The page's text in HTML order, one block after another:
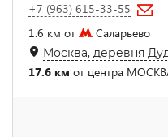
+7 (963) 615-33-55
1.6 км от
Саларьево
Москва, деревня
17.6 км от центра